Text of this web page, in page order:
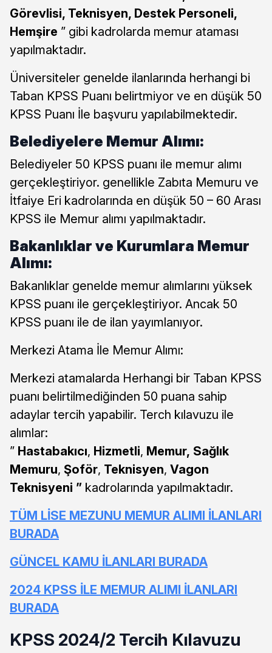
Görevlisi, Teknisyen, Destek Personeli,
Hemşire ” gibi kadrolarda memur ataması
yapılmaktadır.
Üniversiteler genelde ilanlarında herhangi bi
Taban KPSS Puanı belirtmiyor ve en düşük 50
KPSS Puanı İle başvuru yapılabilmektedir.
Belediyelere Memur Alımı:
Belediyeler 50 KPSS puanı ile memur alımı
gerçekleştiriyor. genellikle Zabıta Memuru ve
İtfaiye Eri kadrolarında en düşük 50 – 60 Arası
KPSS ile Memur alımı yapılmaktadır.
Bakanlıklar ve Kurumlara Memur
Alımı:
Bakanlıklar genelde memur alımlarını yüksek
KPSS puanı ile gerçekleştiriyor. Ancak 50
KPSS puanı ile de ilan yayımlanıyor.
Merkezi Atama İle Memur Alımı:
Merkezi atamalarda Herhangi bir Taban KPSS
puanı belirtilmediğinden 50 puana sahip
adaylar tercih yapabilir. Terch kılavuzu ile
alımlar:
” Hastabakıcı, Hizmetli, Memur, Sağlık
Memuru, Şoför, Teknisyen, Vagon
Teknisyeni ” kadrolarında yapılmaktadır.
TÜM LİSE MEZUNU MEMUR ALIMI İLANLARI
BURADA
GÜNCEL KAMU İLANLARI BURADA
2024 KPSS İLE MEMUR ALIMI İLANLARI
BURADA
KPSS 2024/2 Tercih Kılavuzu